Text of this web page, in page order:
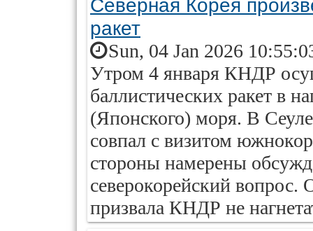
Северная Корея
ракет
Sun, 04 Jan 2026
Утром 4 января КНДР
баллистических ракет в
(Японского) моря. В
совпал с визитом
стороны намерены
северокорейский
призвала КНДР не